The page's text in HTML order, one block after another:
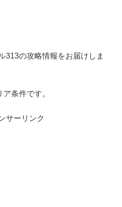
313の攻略情報をお届けしま
条件です。
サーリンク